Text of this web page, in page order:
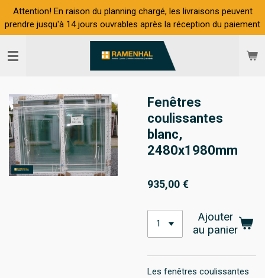
Passer
au
contenu
principal
Attention! En raison du planning chargé, les livraisons peuvent
prendre jusqu'à 14 jours ouvrables après la réception du paiement
Fenêtres
coulissantes
blanc,
2480x1980mm
935,00 €
Ajouter
au panier
Les fenêtres coulissantes